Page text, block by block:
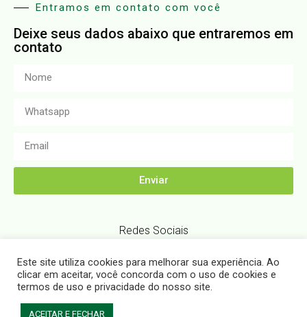
Entramos em contato com você
Deixe seus dados abaixo que entraremos em
contato
Enviar
Redes Sociais
Desenvolvido por Echosis Marketing Digital
Este site utiliza cookies para melhorar sua experiência. Ao
clicar em aceitar, você concorda com o uso de cookies e
termos de uso e privacidade do nosso site.
ACEITAR E FECHAR